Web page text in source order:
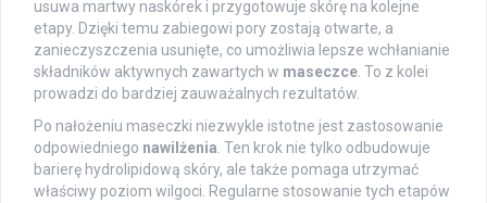
usuwa martwy naskórek i przygotowuje skórę na kolejne
etapy. Dzięki temu zabiegowi pory zostają otwarte, a
zanieczyszczenia usunięte, co umożliwia lepsze wchłanianie
składników aktywnych zawartych w maseczce. To z kolei
prowadzi do bardziej zauważalnych rezultatów.
Po nałożeniu maseczki niezwykle istotne jest zastosowanie
odpowiedniego nawilżenia. Ten krok nie tylko odbudowuje
barierę hydrolipidową skóry, ale także pomaga utrzymać
właściwy poziom wilgoci. Regularne stosowanie tych etapów